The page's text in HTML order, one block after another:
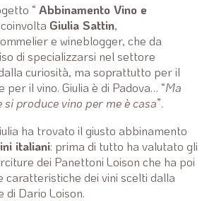
“ Abbinamento Vino e
Giulia Sattin,
e wineblogger, che da
di specializzarsi nel settore
curiosità, ma soprattutto per il
per il vino. Giulia è di Padova… “Ma
produce vino per me è casa”.
ha trovato il giusto abbinamento
italiani: prima di tutto ha valutato gli
dei Panettoni Loison che ha poi
caratteristiche dei vini scelti dalla
di Dario Loison.